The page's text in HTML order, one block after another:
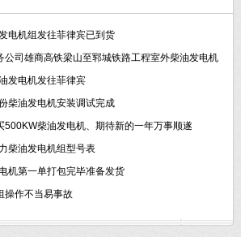
电机组发往菲律宾已到货
公司雄商高铁梁山至郓城铁路工程室外柴油发电机
发电机发往菲律宾
柴油发电机安装调试完成
500KW柴油发电机、期待新的一年万事顺遂
柴油发电机组型号表
机第一单打包完毕准备发货
操作不当易事故